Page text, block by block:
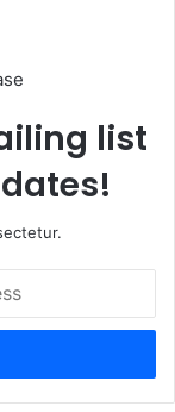
list